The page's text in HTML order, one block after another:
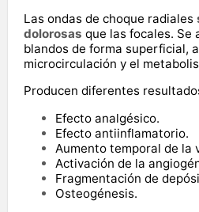
Las ondas de choque radiales
dolorosas que las focales. Se
blandos de forma superficial,
microcirculación y el
Producen diferentes
Efecto analgésico.
Efecto antiinflamatorio.
Aumento temporal de la
Activación de la
Fragmentación de
Osteogénesis.